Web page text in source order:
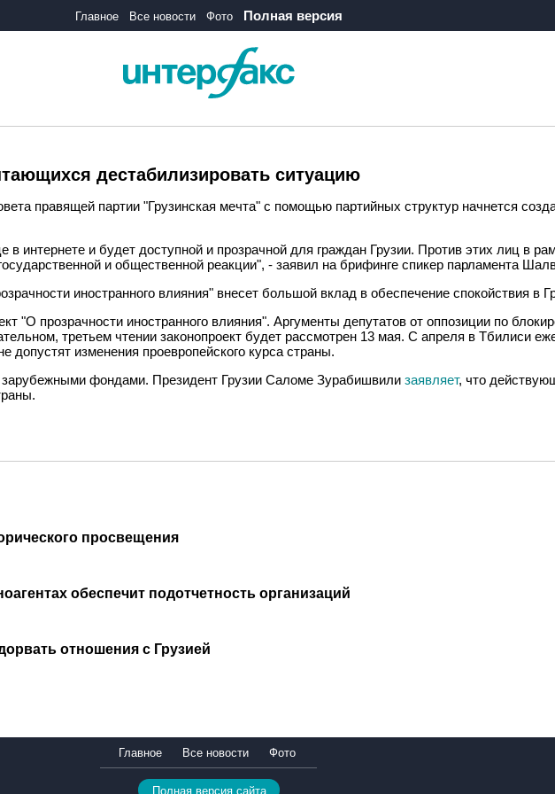
Главное Все новости Фото Полная версия
дестабилизировать ситуацию
правящей партии "Грузинская мечта" с помощью партийных структур начнется
интернете и будет доступной и прозрачной для граждан Грузии. Против этих лиц в
и общественной реакции", - заявил на брифинге спикер парламента
иностранного влияния" внесет большой вклад в обеспечение спокойствия в
"О прозрачности иностранного влияния". Аргументы депутатов от оппозиции по
третьем чтении законопроект будет рассмотрен 13 мая. С апреля в Тбилиси
допустят изменения проевропейского курса страны.
зарубежными фондами. Президент Грузии Саломе Зурабишвили заявляет, что
просвещения
обеспечит подотчетность организаций
отношения с Грузией
Главное Все новости Фото
Полная версия сайта